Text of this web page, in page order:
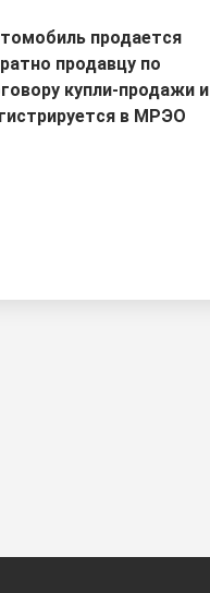
продается
продавцу по
купли-продажи и
в МРЭО